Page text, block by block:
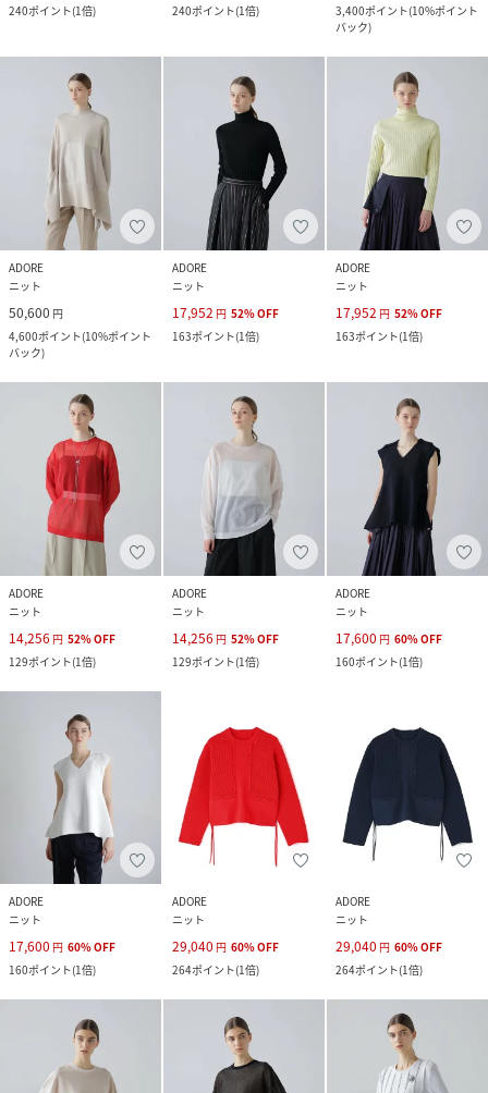
240ポイント(1倍)
240ポイント(1倍)
3,400ポイント(10%ポイント
バック)
ADORE
ニット
50,600 円
4,600ポイント(10%ポイント
バック)
ADORE
ニット
17,952 円 52%OFF
163ポイント(1倍)
ADORE
ニット
17,952 円 52%OFF
163ポイント(1倍)
ADORE
ニット
14,256 円 52%OFF
129ポイント(1倍)
ADORE
ニット
14,256 円 52%OFF
129ポイント(1倍)
ADORE
ニット
17,600 円 60%OFF
160ポイント(1倍)
ADORE
ニット
17,600 円 60%OFF
160ポイント(1倍)
ADORE
ニット
29,040 円 60%OFF
264ポイント(1倍)
ADORE
ニット
29,040 円 60%OFF
264ポイント(1倍)